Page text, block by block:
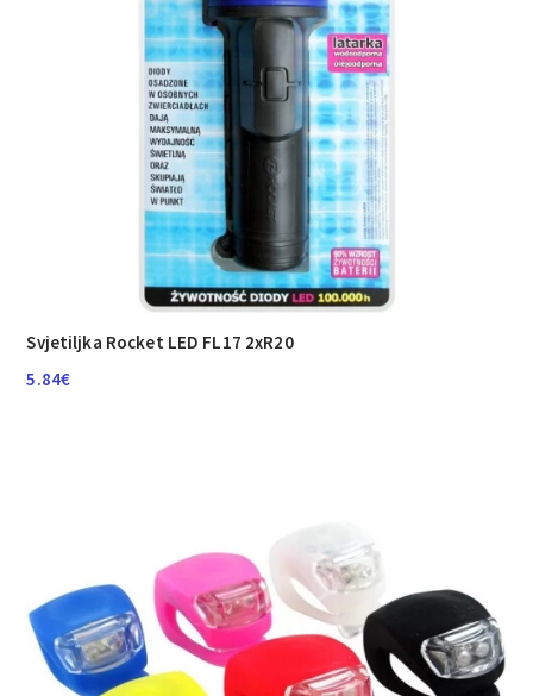
Svjetiljka Rocket LED FL17 2xR20
5.84€